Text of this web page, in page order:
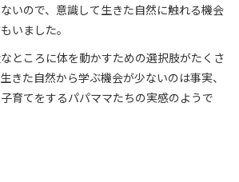
いので、意識して生きた自然に触れる機会
いました。
ところに体を動かすための選択肢がたくさ
きた自然から学ぶ機会が少ないのは事実、
育てをするパパママたちの実感のようで